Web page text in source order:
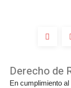
Derecho de
En cumplimiento